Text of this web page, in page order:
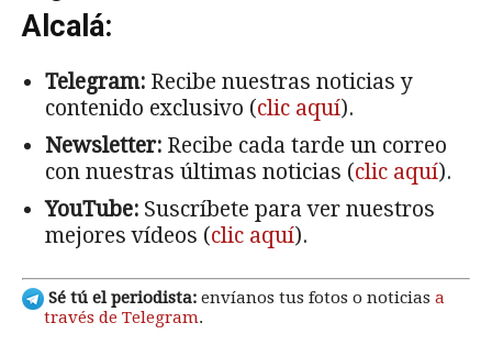
Alcalá:
Telegram: Recibe nuestras noticias y
contenido exclusivo (clic aquí).
Newsletter: Recibe cada tarde un correo
con nuestras últimas noticias (clic aquí).
YouTube: Suscríbete para ver nuestros
mejores vídeos (clic aquí).
Sé tú el periodista: envíanos tus fotos o noticias a
través de Telegram.